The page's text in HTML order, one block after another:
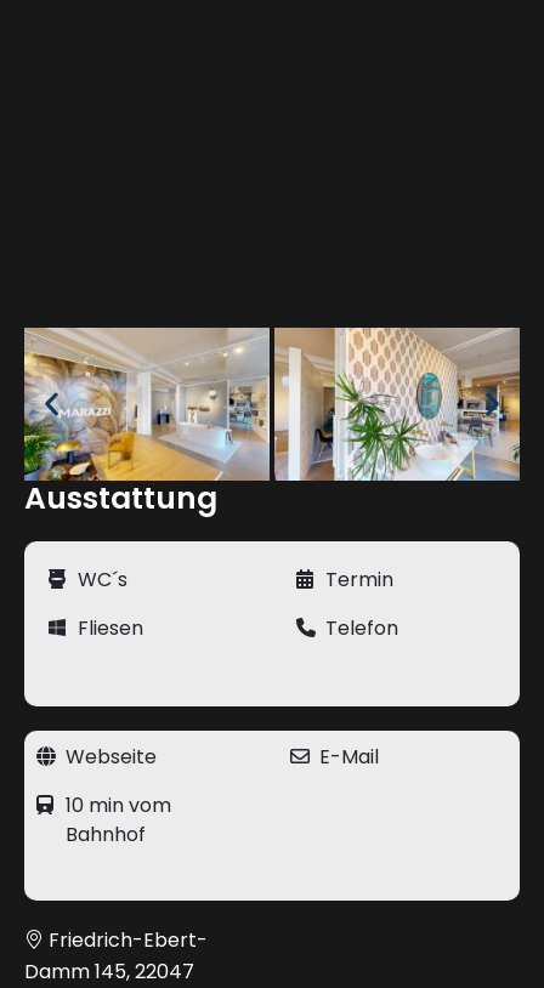
Ausstattung
WC´s
Fliesen
Termin
Telefon
Webseite
10 min vom
Bahnhof
E-Mail
Friedrich-Ebert-
Damm 145, 22047